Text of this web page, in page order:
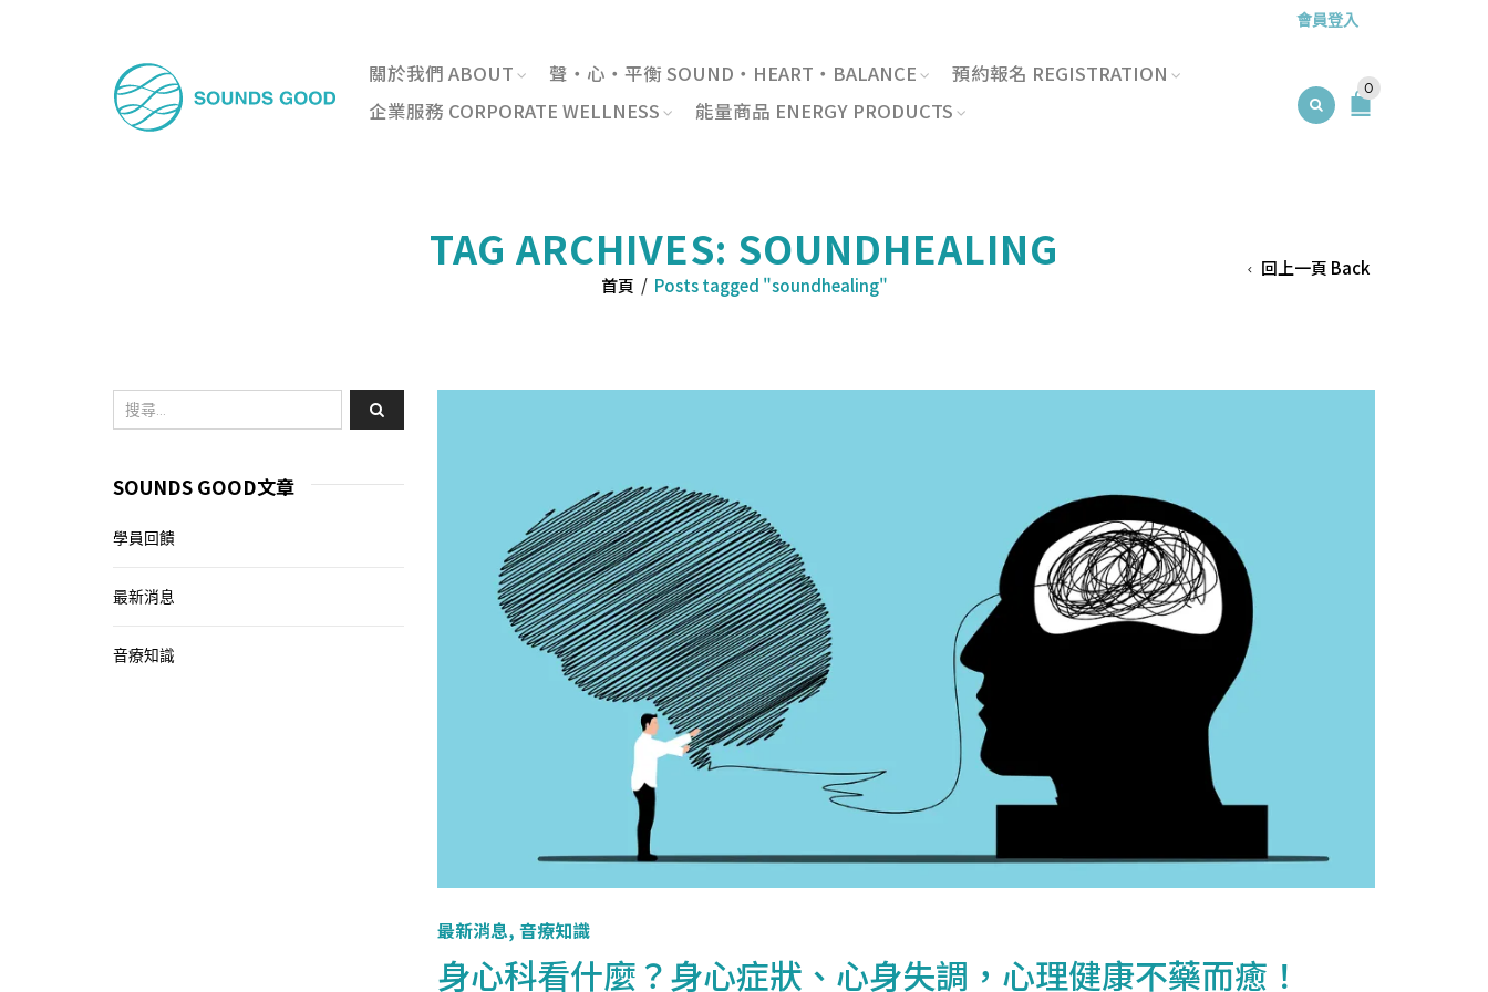
會員登入
關於我們 ABOUT 聲・心・平衡 SOUND・HEART・BALANCE
預約報名 REGISTRATION
企業服務 CORPORATE WELLNESS
能量商品 ENERGY PRODUCTS
0
TAG ARCHIVES: SOUNDHEALING
首頁 / Posts tagged "soundhealing"
回上一頁 Back
最新消息, 音療知識
身心科看什麼？身心症狀、心身失調，心理健康不藥而癒！
SOUNDS GOOD文章
學員回饋
最新消息
音療知識